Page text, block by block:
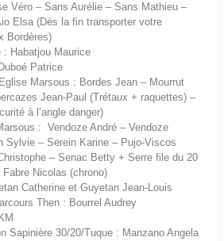
Véro – Sans Aurélie – Sans Mathieu –
Elsa (Dès la fin transporter votre
Bordères)
: Habatjou Maurice
Patrice
Marsous : Bordes Jean – Mourrut
Jean-Paul (Trétaux + raquettes) –
à l’angle danger)
: Vendoze André – Vendoze
Sylvie – Serein Karine – Pujo-Viscos
– Senac Betty + Serre file du 20
Nicolas (chrono)
Catherine et Guyetan Jean-Louis
Then : Bourrel Audrey
Sapinière 30/20/Tuque : Manzano Angela